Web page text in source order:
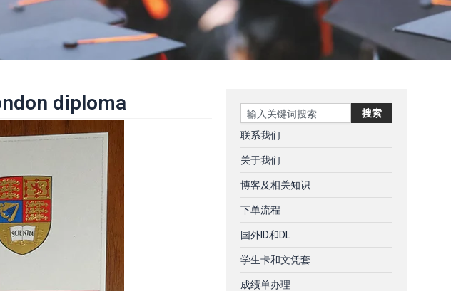
diploma Search 搜索
联系我们
关于我们
博客及相关知识
下单流程
国外ID和DL
学生卡和文凭套
成绩单办理